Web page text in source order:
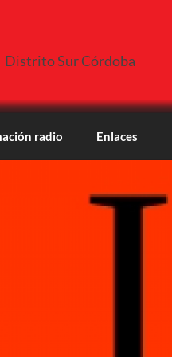
Distrito Sur Córdoba
radio Enlaces